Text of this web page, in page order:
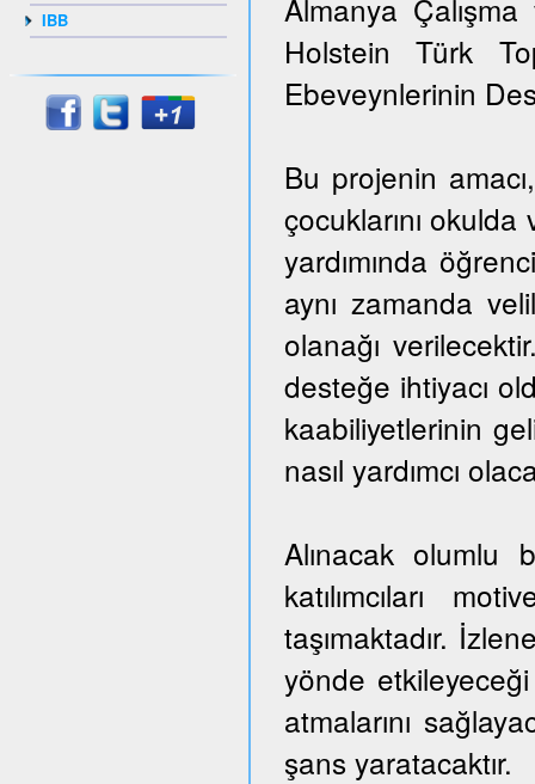
IBB
Almanya
Holstein Türk
Ebeveynlerinin
Bu projenin
çocuklarını
yardımında
aynı zamanda
olanağı
desteğe ihtiyacı
kaabiliyetlerinin
nasıl yardımcı
Alınacak olumlu
katılımcıları
taşımaktadır.
yönde
atmalarını
şans yaratacaktır.